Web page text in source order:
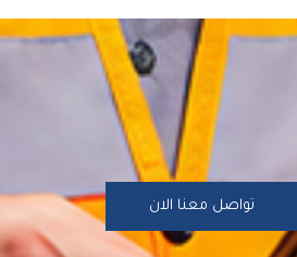
تواصل معنا الان